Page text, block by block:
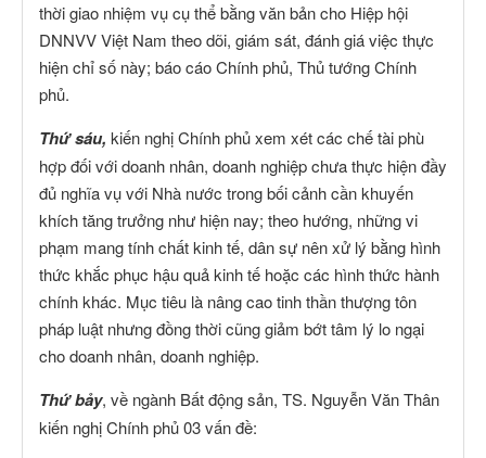
thời giao nhiệm vụ cụ thể bằng văn bản cho Hiệp hội
DNNVV Việt Nam theo dõi, giám sát, đánh giá việc thực
hiện chỉ số này; báo cáo Chính phủ, Thủ tướng Chính
phủ.
Thứ sáu, kiến nghị Chính phủ xem xét các chế tài phù
hợp đối với doanh nhân, doanh nghiệp chưa thực hiện đầy
đủ nghĩa vụ với Nhà nước trong bối cảnh cần khuyến
khích tăng trưởng như hiện nay; theo hướng, những vi
phạm mang tính chất kinh tế, dân sự nên xử lý bằng hình
thức khắc phục hậu quả kinh tế hoặc các hình thức hành
chính khác. Mục tiêu là nâng cao tinh thần thượng tôn
pháp luật nhưng đồng thời cũng giảm bớt tâm lý lo ngại
cho doanh nhân, doanh nghiệp.
Thứ bảy, về ngành Bất động sản, TS. Nguyễn Văn Thân
kiến nghị Chính phủ 03 vấn đề: